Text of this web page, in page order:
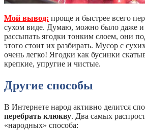
Мой вывод: проще и быстрее всего
сухом виде. Думаю, можно было даже и
рассыпать ягодки тонким слоем, они
этого стоит их разбирать. Мусор с
очень легко! Ягодки как бусинки
крепкие, упругие и чистые.
Другие способы
В Интернете народ активно делится
перебрать клюкву. Два самых
«народных» способа: